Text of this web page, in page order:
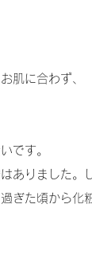
肌に合わず、
です。
ありました。
ぎた頃から化